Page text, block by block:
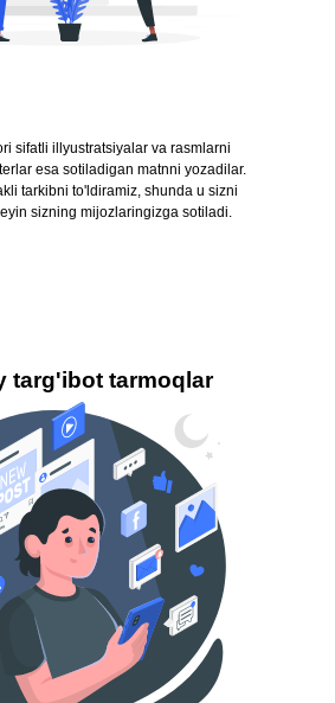
sifatli illyustratsiyalar va rasmlarni
esa sotiladigan matnni yozadilar.
tarkibni to'ldiramiz, shunda u sizni
sizning mijozlaringizga sotiladi.
targ'ibot tarmoqlar